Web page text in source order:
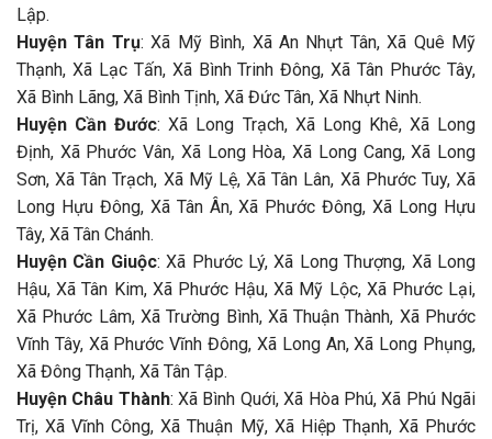
Lập.
Huyện Tân Trụ: Xã Mỹ Bình, Xã An Nhựt Tân, Xã Quê Mỹ
Thạnh, Xã Lạc Tấn, Xã Bình Trinh Đông, Xã Tân Phước Tây,
Xã Bình Lãng, Xã Bình Tịnh, Xã Đức Tân, Xã Nhựt Ninh.
Huyện Cần Đước: Xã Long Trạch, Xã Long Khê, Xã Long
Định, Xã Phước Vân, Xã Long Hòa, Xã Long Cang, Xã Long
Sơn, Xã Tân Trạch, Xã Mỹ Lệ, Xã Tân Lân, Xã Phước Tuy, Xã
Long Hựu Đông, Xã Tân Ân, Xã Phước Đông, Xã Long Hựu
Tây, Xã Tân Chánh.
Huyện Cần Giuộc: Xã Phước Lý, Xã Long Thượng, Xã Long
Hậu, Xã Tân Kim, Xã Phước Hậu, Xã Mỹ Lộc, Xã Phước Lại,
Xã Phước Lâm, Xã Trường Bình, Xã Thuận Thành, Xã Phước
Vĩnh Tây, Xã Phước Vĩnh Đông, Xã Long An, Xã Long Phụng,
Xã Đông Thạnh, Xã Tân Tập.
Huyện Châu Thành: Xã Bình Quới, Xã Hòa Phú, Xã Phú Ngãi
Trị, Xã Vĩnh Công, Xã Thuận Mỹ, Xã Hiệp Thạnh, Xã Phước